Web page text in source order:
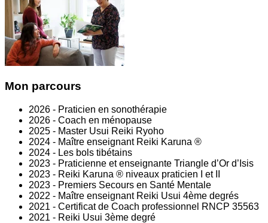
Mon parcours
2026 - Praticien en sonothérapie
2026 - Coach en ménopause
2025 - Master Usui Reiki Ryoho
2024 - Maître enseignant Reiki Karuna ®
2024 - Les bols tibétains
2023 - Praticienne et enseignante Triangle d’Or d’Isis
2023 - Reiki Karuna ® niveaux praticien I et II
2023 - Premiers Secours en Santé Mentale
2022 - Maître enseignant Reiki Usui 4ème degrés
2021 - Certificat de Coach professionnel RNCP 35563
2021 - Reiki Usui 3ème degré